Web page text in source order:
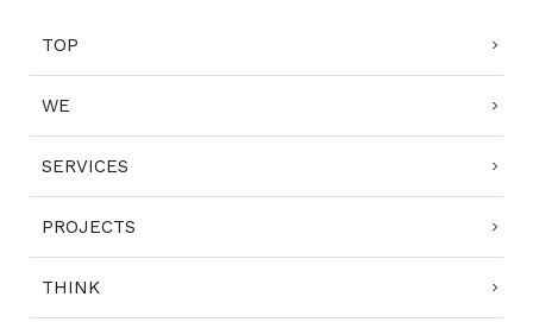
TOP
WE
SERVICES
PROJECTS
THINK